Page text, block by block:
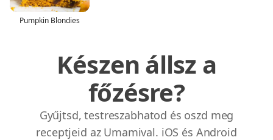
Pumpkin Blondies
Készen állsz a
főzésre?
Gyűjtsd, testreszabhatod és oszd meg
receptjeid az Umamival. iOS és Android